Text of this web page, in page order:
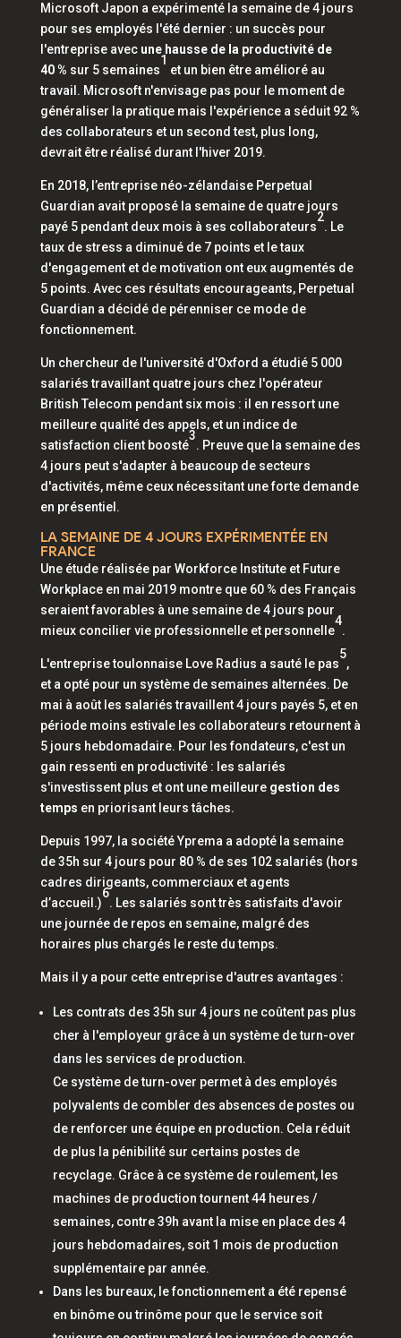
Microsoft Japon a expérimenté la semaine de 4 jours
pour ses employés l'été dernier : un succès pour
l'entreprise avec une hausse de la productivité de
40 % sur 5 semaines
1
et un bien être amélioré au
travail. Microsoft n'envisage pas pour le moment de
généraliser la pratique mais l'expérience a séduit 92 %
des collaborateurs et un second test, plus long,
devrait être réalisé durant l'hiver 2019.
En 2018, l’entreprise néo-zélandaise Perpetual
Guardian avait proposé la semaine de quatre jours
payé 5 pendant deux mois à ses collaborateurs
2
. Le
taux de stress a diminué de 7 points et le taux
d'engagement et de motivation ont eux augmentés de
5 points. Avec ces résultats encourageants, Perpetual
Guardian a décidé de pérenniser ce mode de
fonctionnement.
Un chercheur de l'université d'Oxford a étudié 5 000
salariés travaillant quatre jours chez l'opérateur
British Telecom pendant six mois : il en ressort une
meilleure qualité des appels, et un indice de
satisfaction client boosté
3
. Preuve que la semaine des
4 jours peut s'adapter à beaucoup de secteurs
d'activités, même ceux nécessitant une forte demande
en présentiel.
LA SEMAINE DE 4 JOURS EXPÉRIMENTÉE EN
FRANCE
Une étude réalisée par Workforce Institute et Future
Workplace en mai 2019 montre que 60 % des Français
seraient favorables à une semaine de 4 jours pour
mieux concilier vie professionnelle et personnelle
4
.
L'entreprise toulonnaise Love Radius a sauté le pas
5
,
et a opté pour un système de semaines alternées. De
mai à août les salariés travaillent 4 jours payés 5, et en
période moins estivale les collaborateurs retournent à
5 jours hebdomadaire. Pour les fondateurs, c'est un
gain ressenti en productivité : les salariés
s'investissent plus et ont une meilleure gestion des
temps en priorisant leurs tâches.
Depuis 1997, la société Yprema a adopté la semaine
de 35h sur 4 jours pour 80 % de ses 102 salariés (hors
cadres dirigeants, commerciaux et agents
d’accueil.)
6
. Les salariés sont très satisfaits d'avoir
une journée de repos en semaine, malgré des
horaires plus chargés le reste du temps.
Mais il y a pour cette entreprise d'autres avantages :
Les contrats des 35h sur 4 jours ne coûtent pas plus
cher à l'employeur grâce à un système de turn-over
dans les services de production.
Ce système de turn-over permet à des employés
polyvalents de combler des absences de postes ou
de renforcer une équipe en production. Cela réduit
de plus la pénibilité sur certains postes de
recyclage. Grâce à ce système de roulement, les
machines de production tournent 44 heures /
semaines, contre 39h avant la mise en place des 4
jours hebdomadaires, soit 1 mois de production
supplémentaire par année.
Dans les bureaux, le fonctionnement a été repensé
en binôme ou trinôme pour que le service soit